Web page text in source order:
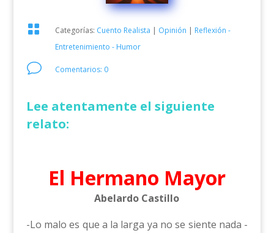
 Categorías: Cuento Realista | Opinión | Reflexión -
Entretenimiento - Humor
v Comentarios: 0
Lee atentamente el siguiente
relato:
El Hermano Mayor
Abelardo Castillo
-Lo malo es que a la larga ya no se siente nada -